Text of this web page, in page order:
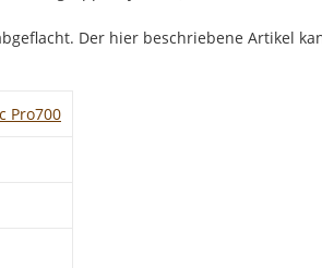
Der hier beschriebene Artikel
Pro700